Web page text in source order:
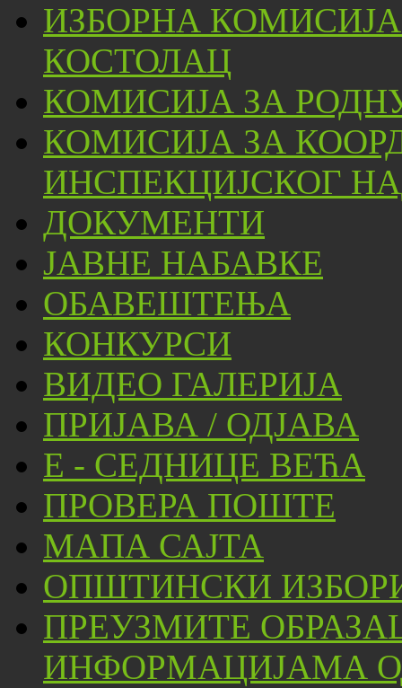
ИЗБОРНА
КОСТОЛАЦ
КОМИСИЈА ЗА
КОМИСИЈА ЗА
ИНСПЕКЦИЈСКОГ
ДОКУМЕНТИ
ЈАВНЕ НАБАВКЕ
ОБАВЕШТЕЊА
КОНКУРСИ
ВИДЕО ГАЛЕРИЈА
ПРИЈАВА / ОДЈАВА
Е - СЕДНИЦЕ ВЕЋА
ПРОВЕРА ПОШТЕ
МАПА САЈТА
ОПШТИНСКИ
ПРЕУЗМИТЕ
ИНФОРМАЦИЈАМА